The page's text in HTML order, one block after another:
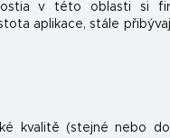
a v této oblasti si
aplikace, stále
kvalitě (stejné nebo